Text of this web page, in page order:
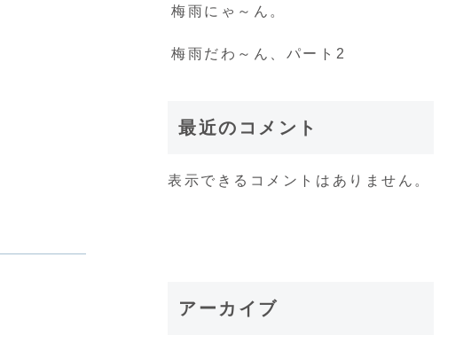
梅雨にゃ～ん。
梅雨だわ～ん、パート2
最近のコメント
表示できるコメントはありません。
アーカイブ